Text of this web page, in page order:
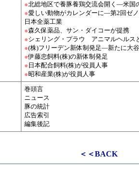
●北総地区で養豚養鶏交流会開く―米国
●愛しい動物がカレンダーに―第2回ゼ
日本全薬工業
●森久保薬品、サン・ダイコーが提携
●シェリング・プラウ アニマルヘルス
●(株)フリーデン新体制発足―新たに大
●伊藤忠飼料(株)の新体制発足
● 日本配合飼料(株)が役員人事
●昭和産業(株)が役員人事
巻頭言
ニュース
豚の統計
広告索引
編集後記
＜＜BACK